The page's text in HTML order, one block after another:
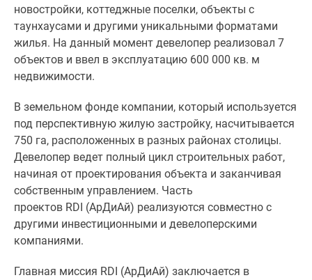
новостройки, коттеджные поселки, объекты с
таунхаусами и другими уникальными форматами
жилья. На данный момент девелопер реализовал 7
объектов и ввел в эксплуатацию 600 000 кв. м
недвижимости.
В земельном фонде компании, который используется
под перспективную жилую застройку, насчитывается
750 га, расположенных в разных районах столицы.
Девелопер ведет полный цикл строительных работ,
начиная от проектирования объекта и заканчивая
собственным управлением. Часть
проектов RDI (АрДиАй) реализуются совместно с
другими инвестиционными и девелоперскими
компаниями.
Главная миссия RDI (АрДиАй) заключается в